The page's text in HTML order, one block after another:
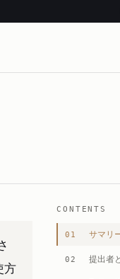
CONTENTS
01
02
方